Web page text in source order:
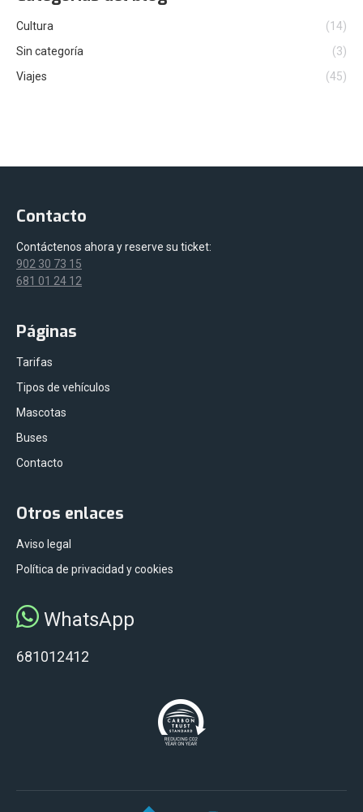
Cultura
(14)
Sin categoría
(3)
Viajes
(45)
Contacto
Contáctenos ahora y reserve su ticket:
902 30 73 15
681 01 24 12
Páginas
Tarifas
Tipos de vehículos
Mascotas
Buses
Contacto
Otros enlaces
Aviso legal
Política de privacidad y cookies
WhatsApp
681012412